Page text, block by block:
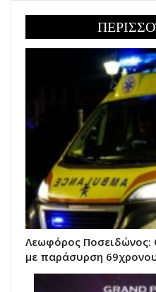
Λεωφόρος
με παράσυρση